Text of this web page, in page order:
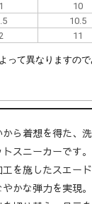
10
10.5
11
って異なり ますので
ら着想を得た、
スニーカーです
を施したスエー
かな弾力を実現